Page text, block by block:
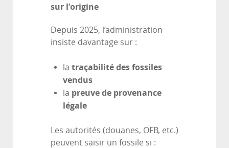
sur l’origine
Depuis 2025, l’administration
insiste davantage sur :
la traçabilité des fossiles
vendus
la preuve de provenance
légale
Les autorités (douanes, OFB, etc.)
peuvent saisir un fossile si :